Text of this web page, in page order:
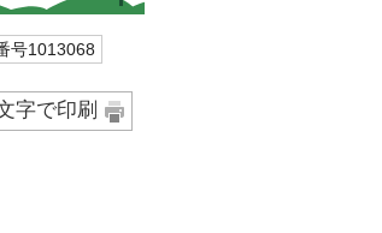
号1013068
字で印刷